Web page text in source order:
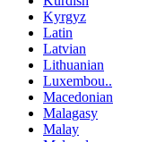
Kyrgyz
Latin
Latvian
Lithuanian
Luxembou..
Macedonian
Malagasy
Malay